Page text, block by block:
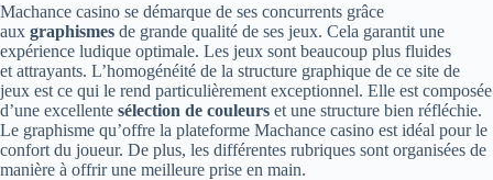
Machance casino se démarque de ses concurrents grâce
aux graphismes de grande qualité de ses jeux. Cela garantit une
expérience ludique optimale. Les jeux sont beaucoup plus fluides
et attrayants. L’homogénéité de la structure graphique de ce site de
jeux est ce qui le rend particulièrement exceptionnel. Elle est composée
d’une excellente sélection de couleurs et une structure bien réfléchie.
Le graphisme qu’offre la plateforme Machance casino est idéal pour le
confort du joueur. De plus, les différentes rubriques sont organisées de
manière à offrir une meilleure prise en main.